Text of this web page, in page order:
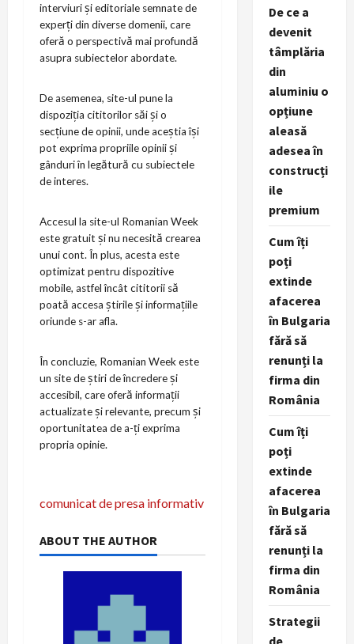
interviuri și editoriale semnate de
experți din diverse domenii, care
oferă o perspectivă mai profundă
asupra subiectelor abordate.
De asemenea, site-ul pune la
dispoziția cititorilor săi și o
secțiune de opinii, unde aceștia își
pot exprima propriile opinii și
gânduri în legătură cu subiectele
de interes.
Accesul la site-ul Romanian Week
este gratuit și nu necesită crearea
unui cont. În plus, acesta este
optimizat pentru dispozitive
mobile, astfel încât cititorii să
poată accesa știrile și informațiile
oriunde s-ar afla.
În concluzie, Romanian Week este
un site de știri de încredere și
accesibil, care oferă informații
actualizate și relevante, precum și
oportunitatea de a-ți exprima
propria opinie.
P
o
comunicat de presa informativ
ABOUT THE AUTHOR
De ce a
devenit
tâmplăria
din
aluminiu o
opțiune
aleasă
adesea în
construcți
ile
premium
Cum îți
poți
extinde
afacerea
în Bulgaria
fără să
renunți la
firma din
România
Cum îți
poți
extinde
afacerea
în Bulgaria
fără să
renunți la
firma din
România
Strategii
de